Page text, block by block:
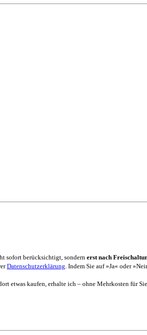
sofort berücksichtigt, sondern erst nach
Datenschutzerklärung . Indem Sie auf »Ja« oder
etwas kaufen, erhalte ich – ohne Mehrkosten für